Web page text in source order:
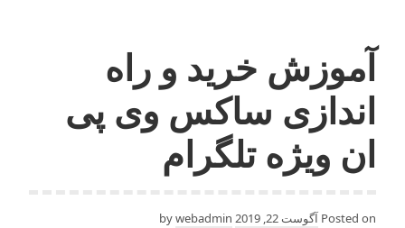
آموزش خرید و راه
اندازی ساکس وی پی
ان ویژه تلگرام
Posted on آگوست 22, 2019 webadmin